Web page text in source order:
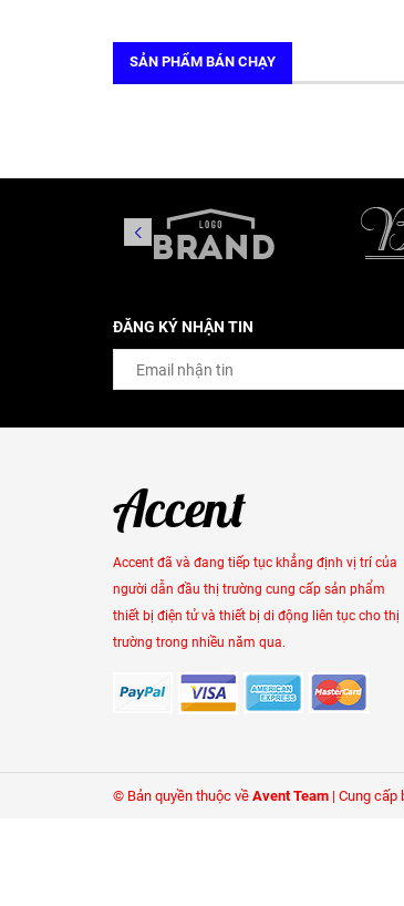
SẢN PHẨM BÁN CHẠY
ĐĂNG KÝ NHẬN TIN
Accent đã và đang tiếp tục khẳng định vị trí của
người dẫn đầu thị trường cung cấp sản phẩm
thiết bị điện tử và thiết bị di động liên tục cho thị
trường trong nhiều năm qua.
© Bản quyền thuộc về Avent Team | Cung cấp